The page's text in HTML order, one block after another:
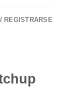
REGISTRARSE